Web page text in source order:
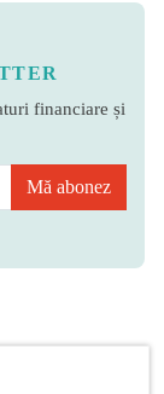
financiare și
Mă abonez